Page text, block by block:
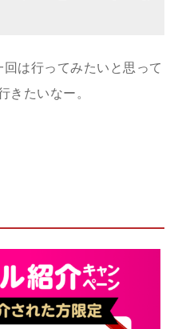
は行ってみたいと思って
きたいなー。